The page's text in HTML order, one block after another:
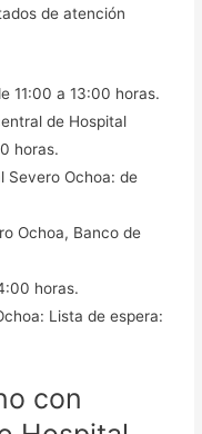
de atención
11:00 a 13:00 horas.
de Hospital
horas.
Severo Ochoa: de
Ochoa, Banco de
horas.
Lista de espera:
con